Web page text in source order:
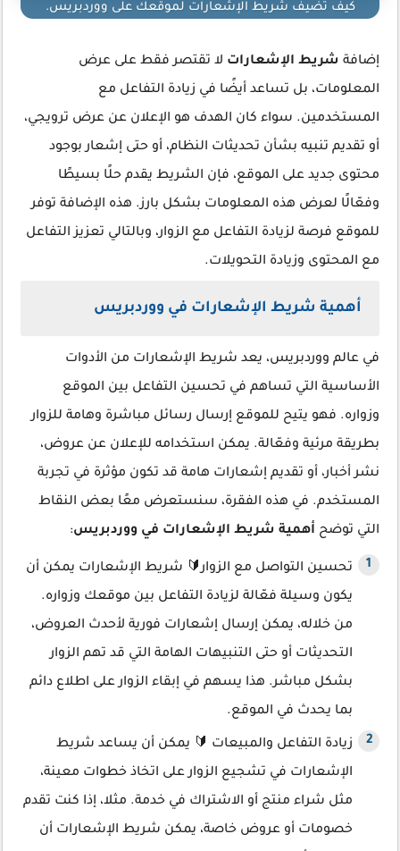
كيف تضيف شريط الإشعارات لموقعك على ووردبريس.
إضافة شريط الإشعارات لا تقتصر فقط على عرض
المعلومات، بل تساعد أيضًا في زيادة التفاعل مع
المستخدمين. سواء كان الهدف هو الإعلان عن عرض ترويجي،
أو تقديم تنبيه بشأن تحديثات النظام، أو حتى إشعار بوجود
محتوى جديد على الموقع، فإن الشريط يقدم حلًا بسيطًا
وفعّالًا لعرض هذه المعلومات بشكل بارز. هذه الإضافة توفر
للموقع فرصة لزيادة التفاعل مع الزوار، وبالتالي تعزيز التفاعل
مع المحتوى وزيادة التحويلات.
أهمية شريط الإشعارات في ووردبريس
في عالم ووردبريس، يعد شريط الإشعارات من الأدوات
الأساسية التي تساهم في تحسين التفاعل بين الموقع
وزواره. فهو يتيح للموقع إرسال رسائل مباشرة وهامة للزوار
بطريقة مرئية وفعّالة. يمكن استخدامه للإعلان عن عروض،
نشر أخبار، أو تقديم إشعارات هامة قد تكون مؤثرة في تجربة
المستخدم. في هذه الفقرة، سنستعرض معًا بعض النقاط
التي توضح أهمية شريط الإشعارات في ووردبريس:
تحسين التواصل مع الزوار🔰 شريط الإشعارات يمكن أن
يكون وسيلة فعّالة لزيادة التفاعل بين موقعك وزواره.
من خلاله، يمكن إرسال إشعارات فورية لأحدث العروض،
التحديثات أو حتى التنبيهات الهامة التي قد تهم الزوار
بشكل مباشر. هذا يسهم في إبقاء الزوار على اطلاع دائم
بما يحدث في الموقع.
زيادة التفاعل والمبيعات 🔰 يمكن أن يساعد شريط
الإشعارات في تشجيع الزوار على اتخاذ خطوات معينة،
مثل شراء منتج أو الاشتراك في خدمة. مثلا، إذا كنت تقدم
خصومات أو عروض خاصة، يمكن شريط الإشعارات أن